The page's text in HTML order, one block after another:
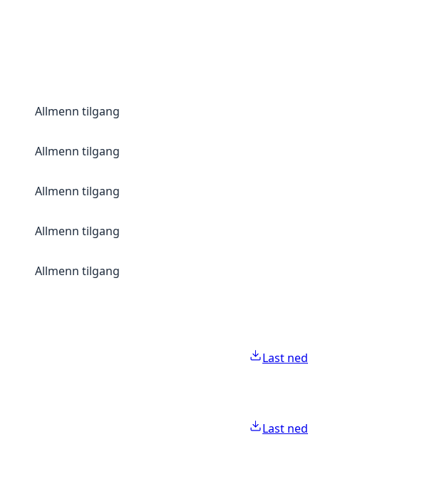
Allmenn tilgang
Allmenn tilgang
Allmenn tilgang
Allmenn tilgang
Allmenn tilgang
Last ned
Last ned